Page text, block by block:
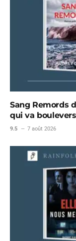
Sang Remords
qui va
9.5 7 août 2026